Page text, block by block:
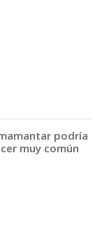
podría
muy común